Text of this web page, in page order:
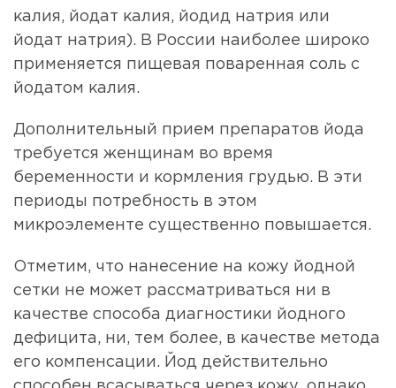
калия, йодат калия, йодид натрия или
йодат натрия). В России наиболее широко
применяется пищевая поваренная соль с
йодатом калия.
Дополнительный прием препаратов йода
требуется женщинам во время
беременности и кормления грудью. В эти
периоды потребность в этом
микроэлементе существенно повышается.
Отметим, что нанесение на кожу йодной
сетки не может рассматриваться ни в
качестве способа диагностики йодного
дефицита, ни, тем более, в качестве метода
его компенсации. Йод действительно